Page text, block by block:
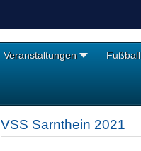
Veranstaltungen Fußball
VSS Sarnthein 2021